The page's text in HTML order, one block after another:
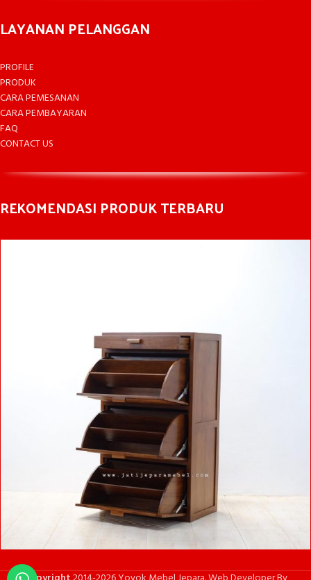
LAYANAN PELANGGAN
PROFILE
PRODUK
CARA PEMESANAN
CARA PEMBAYARAN
FAQ
CONTACT US
REKOMENDASI PRODUK TERBARU